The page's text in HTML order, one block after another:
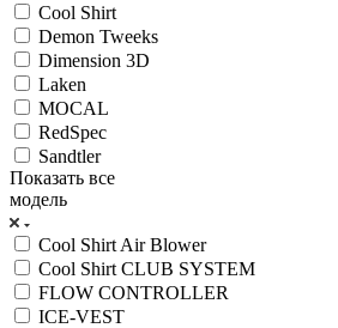
Cool Shirt
Demon Tweeks
Dimension 3D
Laken
MOCAL
RedSpec
Sandtler
Показать все
модель
Cool Shirt Air Blower
Cool Shirt CLUB SYSTEM
FLOW CONTROLLER
ICE-VEST